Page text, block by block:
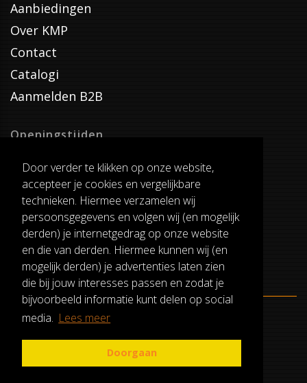
Door verder te klikken op onze website,
accepteer je cookies en vergelijkbare
technieken. Hiermee verzamelen wij
persoonsgegevens en volgen wij (en mogelijk
derden) je internetgedrag op onze website
en die van derden. Hiermee kunnen wij (en
mogelijk derden) je advertenties laten zien
die bij jouw interesses passen en zodat je
bijvoorbeeld informatie kunt delen op social
media. Lees meer
Doorgaan
Aanbiedingen
Over KMP
Contact
Catalogi
Aanmelden B2B
Openingstijden
Dinsdag T/M Zaterdag
van 8:00-17:00
Verzenddagen
Dinsdag T/M Vrijdag
Pauze
12:30-13:00
ALGEMENE VOORWAARDEN
RUILEN EN RETOURNEREN